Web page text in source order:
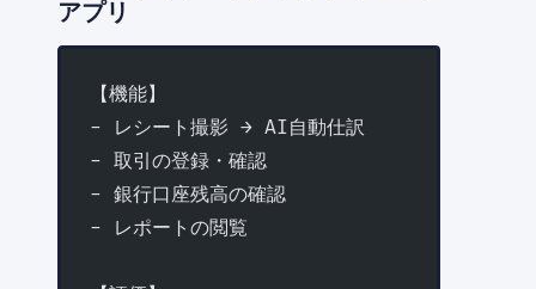
アプリ
【機能】
- レシート撮影 → AI自動仕訳
- 取引の登録・確認
- 銀行口座残高の確認
- レポートの閲覧